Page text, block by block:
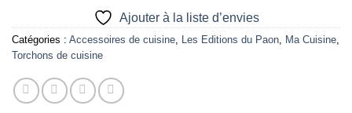
Ajouter à la liste d’envies
Catégories : Accessoires de cuisine, Les Editions du Paon, Ma Cuisine,
Torchons de cuisine